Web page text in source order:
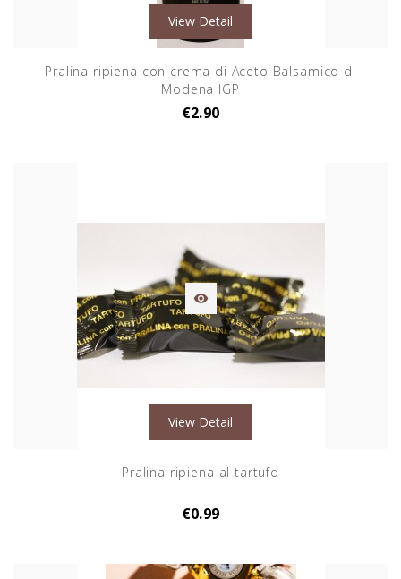
View Detail
Pralina ripiena con crema di Aceto Balsamico di
Modena IGP
€2.90

View Detail
Pralina ripiena al tartufo
€0.99